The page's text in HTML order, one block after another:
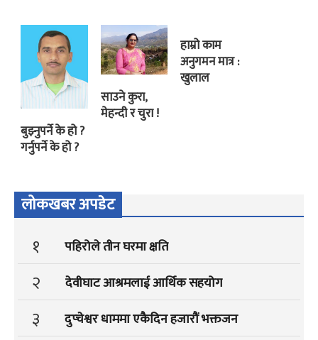
बुझ्नुपर्ने के हो ?
गर्नुपर्ने के हो ?
साउने कुरा,
मेहन्दी र चुरा !
हाम्रो काम
अनुगमन मात्र :
खुलाल
लोकखबर अपडेट
१ पहिरोले तीन घरमा क्षति
२ देवीघाट आश्रमलाई आर्थिक सहयोग
३ दुप्चेश्वर धाममा एकैदिन हजारौं भक्तजन